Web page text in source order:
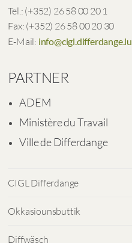
Tel.: (+352) 26 58 00 20 1
Fax: (+352) 26 58 00 20 30
E-Mail: info@cigl.differdange.lu
PARTNER
ADEM
Ministère du Travail
Ville de Differdange
CIGL Differdange
Okkasiounsbuttik
Diffwäsch